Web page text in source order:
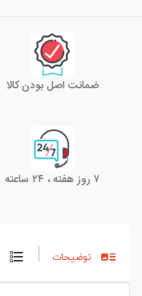
ضمانت اصل بودن کالا
۷ روز هفته ، ۲۴ ساعته
توضیحات